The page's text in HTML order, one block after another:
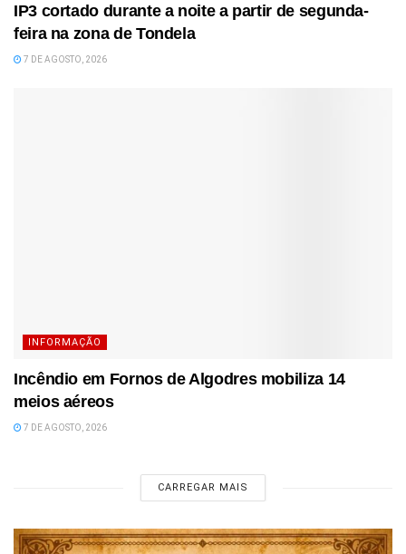
IP3 cortado durante a noite a partir de segunda-
feira na zona de Tondela
7 DE AGOSTO, 2026
INFORMAÇÃO
Incêndio em Fornos de Algodres mobiliza 14
meios aéreos
7 DE AGOSTO, 2026
CARREGAR MAIS